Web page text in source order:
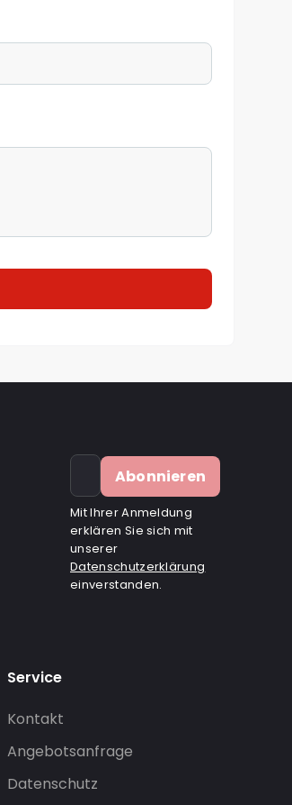
Abonnieren
Mit Ihrer Anmeldung
erklären Sie sich mit
unserer
Datenschutzerklärung
einverstanden.
Service
Kontakt
Angebotsanfrage
Datenschutz